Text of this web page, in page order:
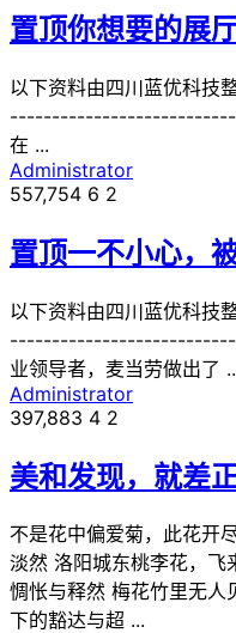
置顶你想要的展
以下资料由四川蓝优科
在 ...
Administrator
557,754 6 2
置顶一不小心，
以下资料由四川蓝优科
业领导者，麦当劳做出了
Administrator
397,883 4 2
美和发现，就差
不是花中偏爱菊，此花开
淡然 洛阳城东桃李花，飞
惆怅与释然 梅花竹里无人
下的豁达与超 ...